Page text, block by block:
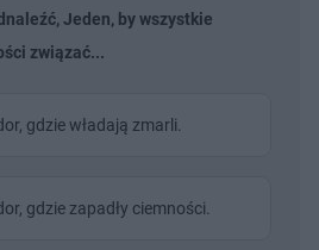
Jeden, by wszystkie
związać...
gdzie władają zmarli.
gdzie zapadły ciemności.